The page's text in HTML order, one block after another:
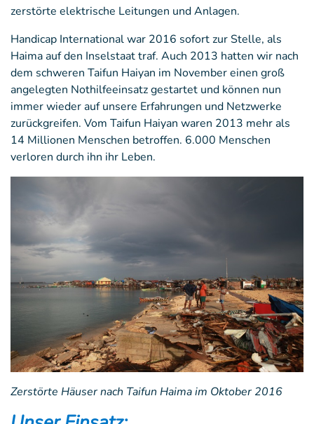
zerstörte elektrische Leitungen und Anlagen.
Handicap International war 2016 sofort zur Stelle, als
Haima auf den Inselstaat traf. Auch 2013 hatten wir nach
dem schweren Taifun Haiyan im November einen groß
angelegten Nothilfeeinsatz gestartet und können nun
immer wieder auf unsere Erfahrungen und Netzwerke
zurückgreifen. Vom Taifun Haiyan waren 2013 mehr als
14 Millionen Menschen betroffen. 6.000 Menschen
verloren durch ihn ihr Leben.
Zerstörte Häuser nach Taifun Haima im Oktober 2016